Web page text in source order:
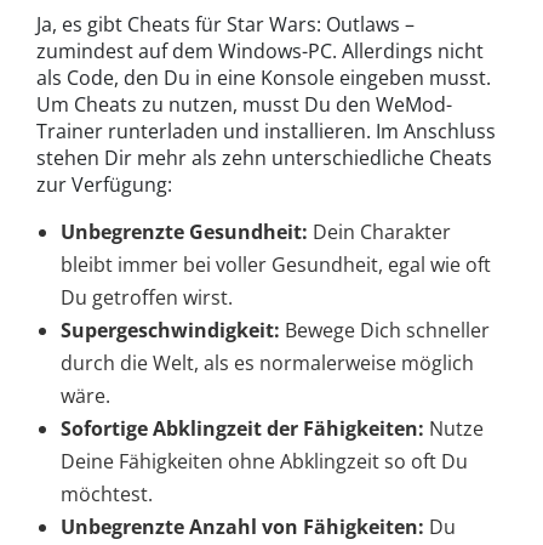
Ja, es gibt Cheats für Star Wars: Outlaws –
zumindest auf dem Windows-PC. Allerdings nicht
als Code, den Du in eine Konsole eingeben musst.
Um Cheats zu nutzen, musst Du den WeMod-
Trainer runterladen und installieren. Im Anschluss
stehen Dir mehr als zehn unterschiedliche Cheats
zur Verfügung:
Unbegrenzte Gesundheit: Dein Charakter
bleibt immer bei voller Gesundheit, egal wie oft
Du getroffen wirst.
Supergeschwindigkeit: Bewege Dich schneller
durch die Welt, als es normalerweise möglich
wäre.
Sofortige Abklingzeit der Fähigkeiten: Nutze
Deine Fähigkeiten ohne Abklingzeit so oft Du
möchtest.
Unbegrenzte Anzahl von Fähigkeiten: Du